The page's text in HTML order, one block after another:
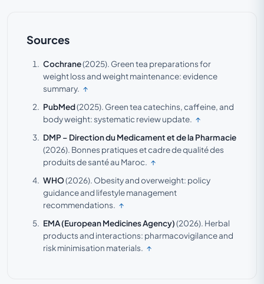
Sources
Cochrane(2025). Green tea preparations for
weight loss and weight maintenance: evidence
summary. ↑
PubMed(2025). Green tea catechins, caffeine, and
body weight: systematic review update. ↑
DMP – Direction du Medicament et de la Pharmacie
(2026). Bonnes pratiques et cadre de qualité des
produits de santé au Maroc. ↑
WHO(2026). Obesity and overweight: policy
guidance and lifestyle management
recommendations. ↑
EMA (European Medicines Agency)(2026). Herbal
products and interactions: pharmacovigilance and
risk minimisation materials. ↑